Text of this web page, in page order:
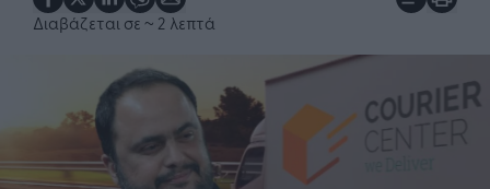
Διαβάζεται σε ~ 2 λεπτά